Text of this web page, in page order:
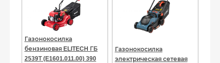
Газонокосилка
бензиновая ELITECH ГБ
2539Т (E1601.011.00) 390
Газонокосилка
электрическая сетевая